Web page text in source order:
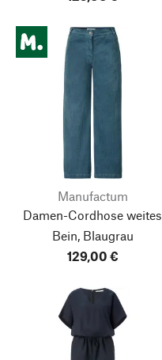
Manufactum
Damen-Cordhose weites
Bein, Blaugrau
129,00 €